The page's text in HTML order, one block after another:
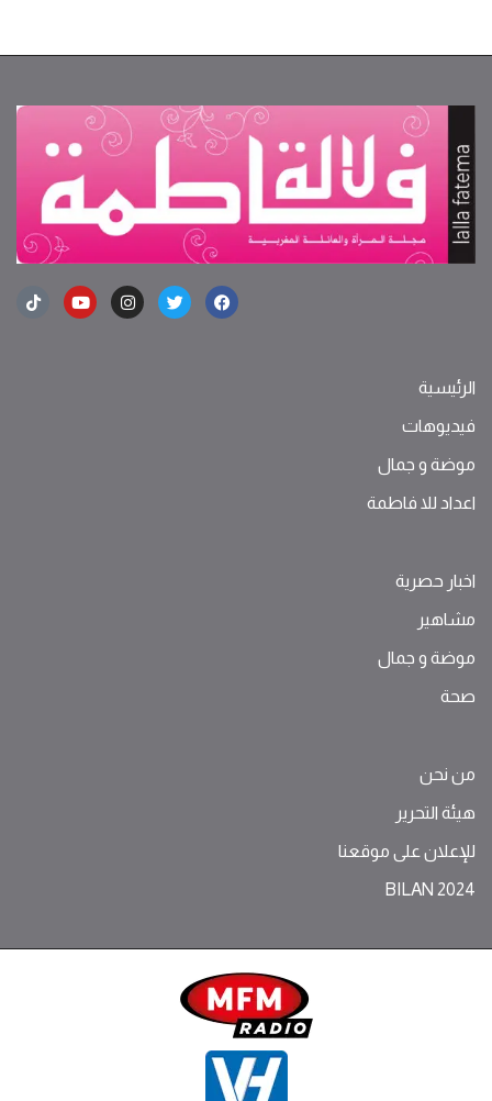
الرئيسية
فيديوهات
موضة ‫و‬ ‫‬‫جمال‬
اعداد للا فاطمة
اخبار حصرية
مشاهير
موضة ‫و‬ ‫‬‫جمال‬
صحة
من نحن
هيئة التحرير
للإعلان على موقعنا
BILAN 2024